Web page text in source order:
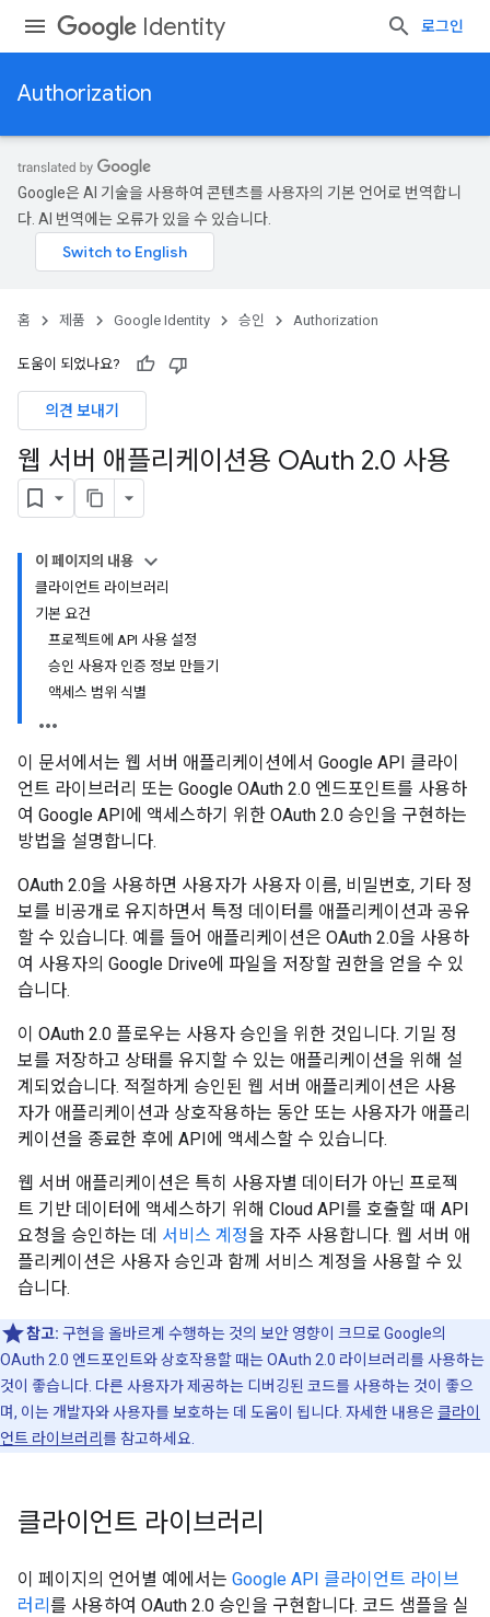
Identity 로그인
Authorization
Google은 AI 기술을 사용하여 콘텐츠를 사용자의 기본 언어로 번역합니
다. AI 번역에는 오류가 있을 수 있습니다.
홈 제품 Google Identity 승인 Authorization
도움이 되었나요?
의견 보내기
웹 서버 애플리케이션용 OAuth 2.0 사용
이 페이지의 내용
클라이언트 라이브러리
기본 요건
프로젝트에 API 사용 설정
승인 사용자 인증 정보 만들기
액세스 범위 식별
이 문서에서는 웹 서버 애플리케이션에서 Google API 클라이
언트 라이브러리 또는 Google OAuth 2.0 엔드포인트를 사용하
여 Google API에 액세스하기 위한 OAuth 2.0 승인을 구현하는
방법을 설명합니다.
OAuth 2.0을 사용하면 사용자가 사용자 이름, 비밀번호, 기타 정
보를 비공개로 유지하면서 특정 데이터를 애플리케이션과 공유
할 수 있습니다. 예를 들어 애플리케이션은 OAuth 2.0을 사용하
여 사용자의 Google Drive에 파일을 저장할 권한을 얻을 수 있
습니다.
이 OAuth 2.0 플로우는 사용자 승인을 위한 것입니다. 기밀 정
보를 저장하고 상태를 유지할 수 있는 애플리케이션을 위해 설
계되었습니다. 적절하게 승인된 웹 서버 애플리케이션은 사용
자가 애플리케이션과 상호작용하는 동안 또는 사용자가 애플리
케이션을 종료한 후에 API에 액세스할 수 있습니다.
웹 서버 애플리케이션은 특히 사용자별 데이터가 아닌 프로젝
트 기반 데이터에 액세스하기 위해 Cloud API를 호출할 때 API
요청을 승인하는 데 서비스 계정을 자주 사용합니다. 웹 서버 애
플리케이션은 사용자 승인과 함께 서비스 계정을 사용할 수 있
습니다.
참고: 구현을 올바르게 수행하는 것의 보안 영향이 크므로 Google의
OAuth 2.0 엔드포인트와 상호작용할 때는 OAuth 2.0 라이브러리를 사용하는
것이 좋습니다. 다른 사용자가 제공하는 디버깅된 코드를 사용하는 것이 좋으
며, 이는 개발자와 사용자를 보호하는 데 도움이 됩니다. 자세한 내용은클라이
언트 라이브러리 를 참고하세요.
클라이언트 라이브러리
이 페이지의 언어별 예에서는 Google API 클라이언트 라이브
러리 를 사용하여 OAuth 2.0 승인을 구현합니다. 코드 샘플을 실